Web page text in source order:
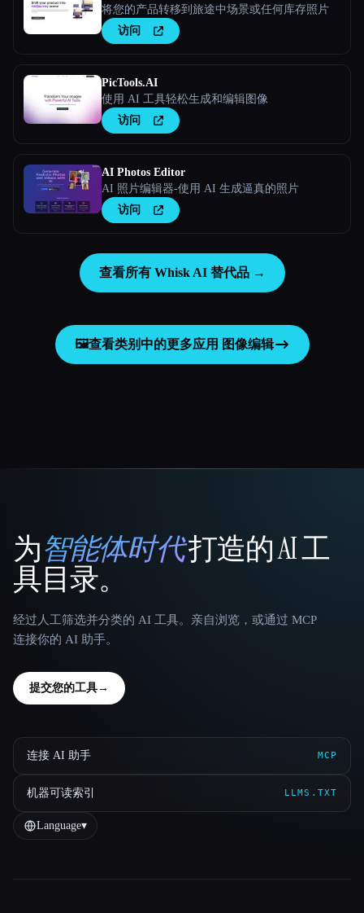
将您的产品转移到旅途中场景或任何库存照片
访问
PicTools.AI
使用 AI 工具轻松生成和编辑图像
访问
AI Photos Editor
AI 照片编辑器-使用 AI 生成逼真的照片
访问
查看所有 Whisk AI 替代品 →
🖼️查看类别中的更多应用 图像编辑
That AI Collection
为智能体时代打造的 AI 工
具目录。
经过人工筛选并分类的 AI 工具。亲自浏览，或通过 MCP
连接你的 AI 助手。
提交您的工具→
连接 AI 助手 MCP
机器可读索引 LLMS.TXT
Language▾